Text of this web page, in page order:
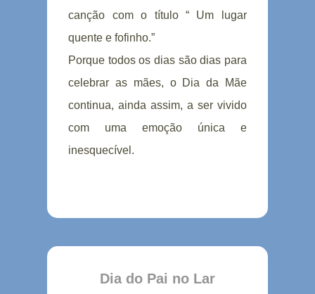
canção com o título “ Um lugar
quente e fofinho.”
Porque todos os dias são dias para
celebrar as mães, o Dia da Mãe
continua, ainda assim, a ser vivido
com uma emoção única e
inesquecível.
Dia do Pai no Lar